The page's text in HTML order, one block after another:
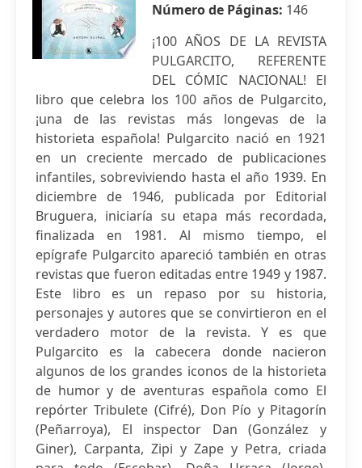
Número de Páginas: 146
¡100 AÑOS DE LA REVISTA
PULGARCITO, REFERENTE
DEL CÓMIC NACIONAL! El
libro que celebra los 100 años de Pulgarcito,
¡una de las revistas más longevas de la
historieta española! Pulgarcito nació en 1921
en un creciente mercado de publicaciones
infantiles, sobreviviendo hasta el año 1939. En
diciembre de 1946, publicada por Editorial
Bruguera, iniciaría su etapa más recordada,
finalizada en 1981. Al mismo tiempo, el
epígrafe Pulgarcito apareció también en otras
revistas que fueron editadas entre 1949 y 1987.
Este libro es un repaso por su historia,
personajes y autores que se convirtieron en el
verdadero motor de la revista. Y es que
Pulgarcito es la cabecera donde nacieron
algunos de los grandes iconos de la historieta
de humor y de aventuras española como El
repórter Tribulete (Cifré), Don Pío y Pitagorín
(Peñarroya), El inspector Dan (González y
Giner), Carpanta, Zipi y Zape y Petra, criada